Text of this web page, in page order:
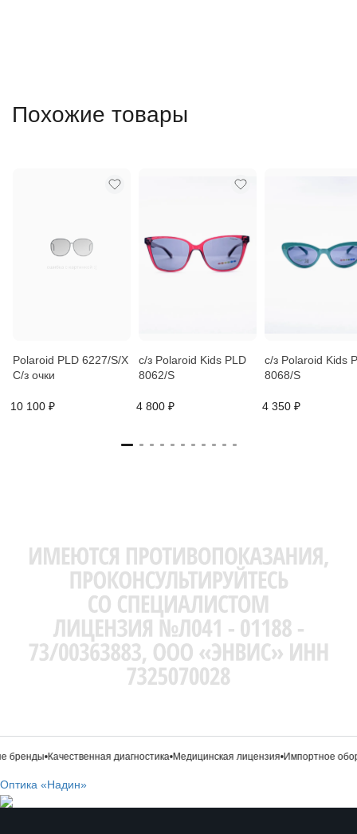
Похожие товары
Polaroid PLD 6227/S/X
C/з очки
10 100 ₽
с/з Polaroid Kids PLD
8062/S
4 800 ₽
с/з Polaroid Kids
8068/S
4 350 ₽
бренды•Качественная диагностика•Медицинская лицензия•Импортное
Оптика «Надин»